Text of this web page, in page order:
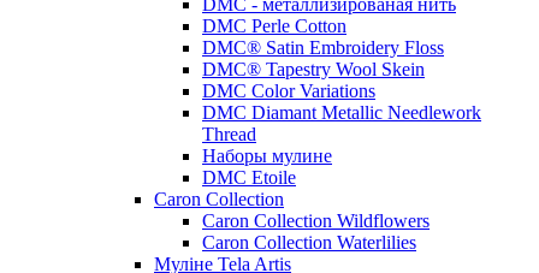
DMC Perle Cotton
DMC® Satin Embroidery Floss
DMC® Tapestry Wool Skein
DMC Color Variations
DMC Diamant Metallic Needlework
Thread
Наборы мулине
DMC Etoile
Caron Collection
Caron Collection Wildflowers
Caron Collection Waterlilies
Муліне Tela Artis